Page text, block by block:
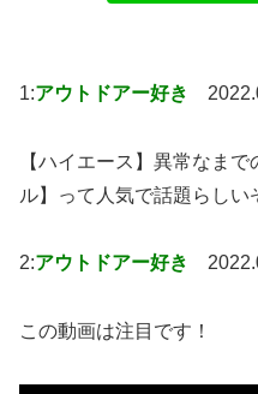
1:アウトドアー好き
【ハイエース】異常なま
ル】って人気で話題らしい
2:アウトドアー好き
この動画は注目です！